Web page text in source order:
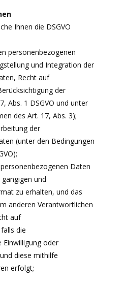
Ihnen die DSGVO
personenbezogenen
und Integration der
Recht auf
der
Abs. 1 DSGVO und unter
des Art. 17, Abs. 3);
der
(unter den Bedingungen
Daten
und
zu erhalten, und das
anderen Verantwortlichen
auf
die
Einwilligung oder
diese mithilfe
erfolgt;